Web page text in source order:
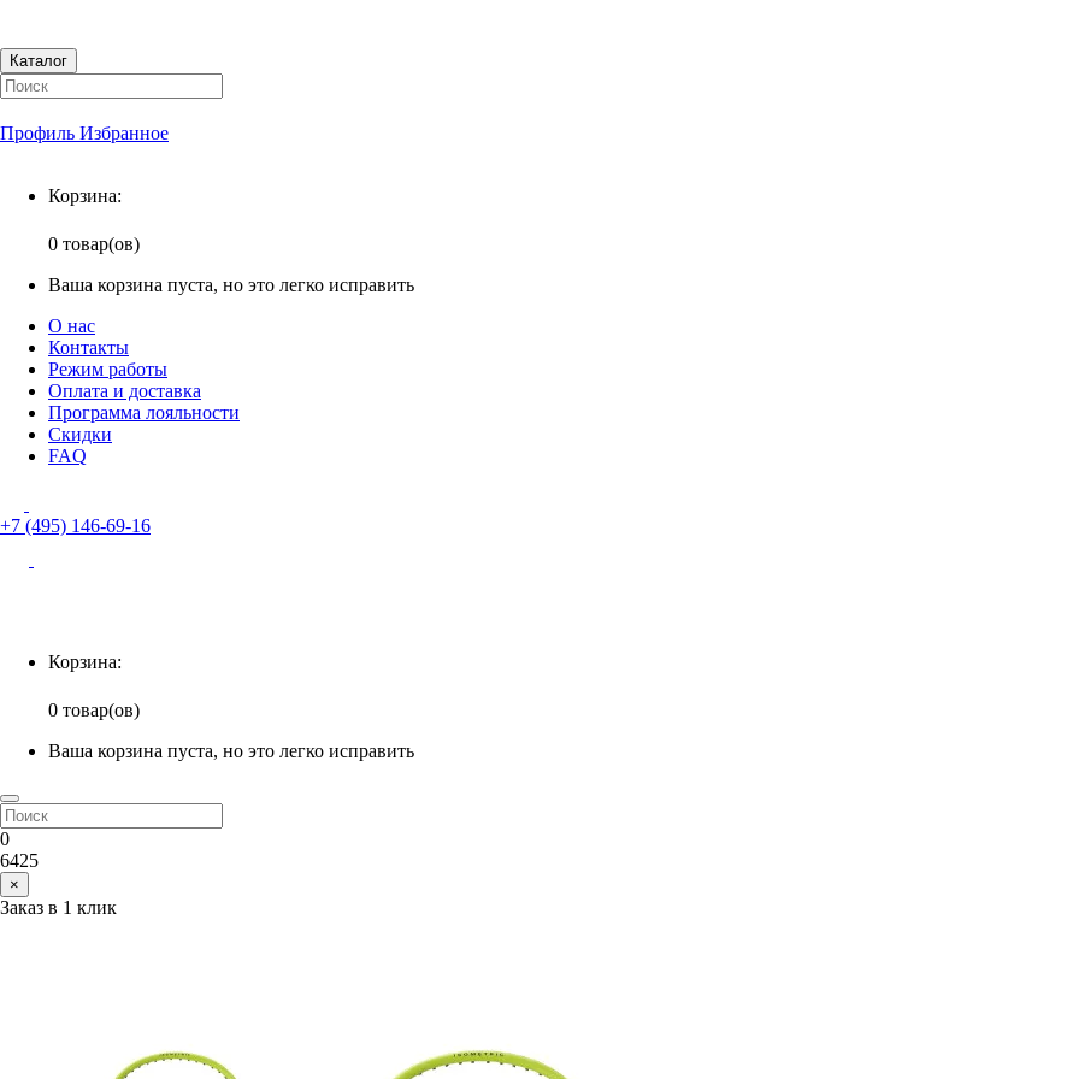
Каталог
Профиль Избранное
Корзина:
0 товар(ов)
Ваша корзина пуста, но это легко исправить
О нас
Контакты
Режим работы
Оплата и доставка
Программа лояльности
Скидки
FAQ
+7 (495) 146-69-16
Корзина:
0 товар(ов)
Ваша корзина пуста, но это легко исправить
0
6425
×
Заказ в 1 клик